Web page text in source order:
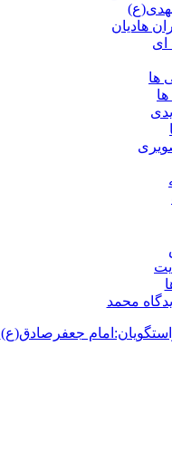
هادیان
ای
ها
محمد
جعفرصادق(ع)